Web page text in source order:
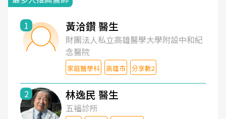
1 黃洽鑽 醫生
財團法人私立高雄醫學大學附設中和紀
念醫院
家庭醫學科 高雄市 分享數2
2 林逸民 醫生
五福診所